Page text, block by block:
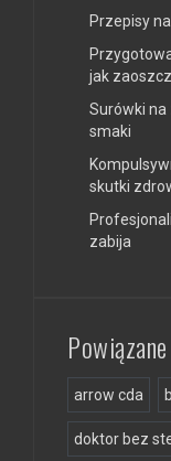
Przepisy
jak
Surówki
smaki
skutki
zabija
Powiązane
arrow cda
doktor bez